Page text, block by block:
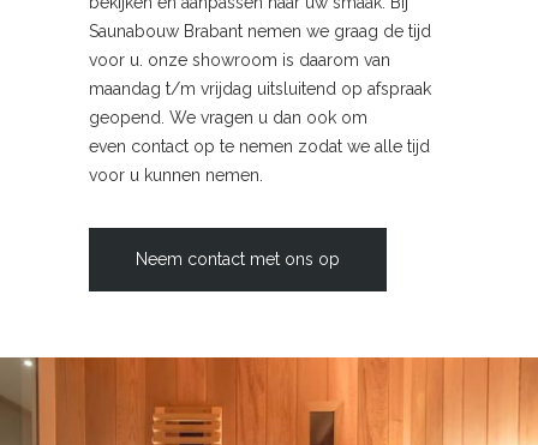
Saunabouw Brabant nemen we graag de tijd
voor u. onze showroom is daarom van
maandag t/m vrijdag uitsluitend op afspraak
geopend. We vragen u dan ook om
even contact op te nemen zodat we alle tijd
voor u kunnen nemen.
Neem contact met ons op